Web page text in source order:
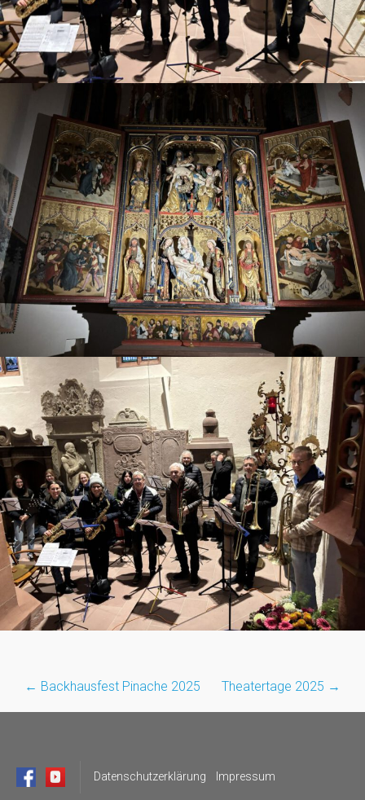
← Backhausfest Pinache 2025 Theatertage 2025 →
Datenschutzerklärung Impressum